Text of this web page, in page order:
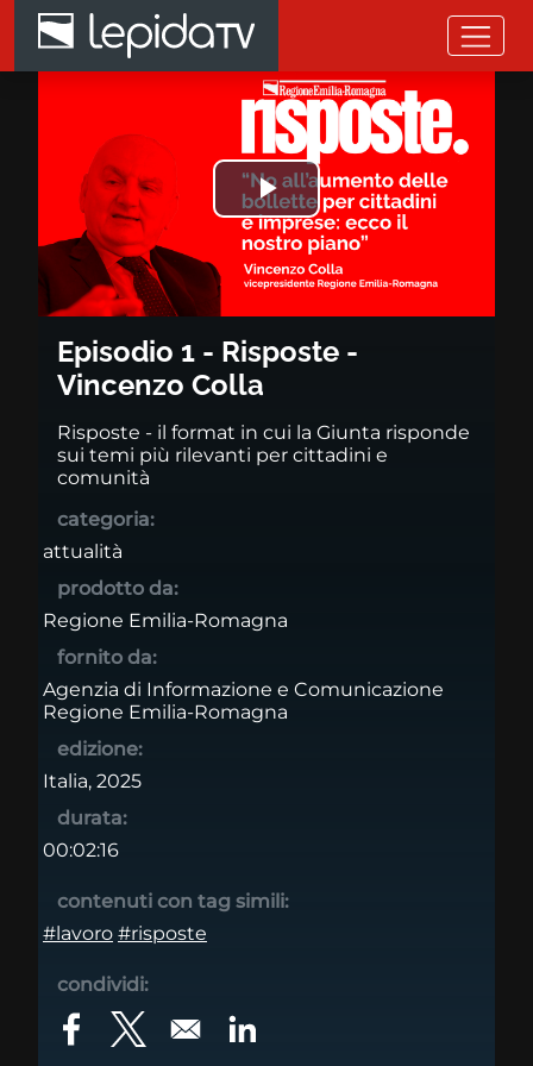
Salta al contenuto principale
Episodio 1 - Risposte -
Riprodurre
il
video
Episodio 1 - Risposte -
Vincenzo Colla
Risposte - il format in cui la Giunta risponde
sui temi più rilevanti per cittadini e
comunità
categoria:
attualità
prodotto da:
Regione Emilia-Romagna
fornito da:
Agenzia di Informazione e Comunicazione
Regione Emilia-Romagna
edizione:
Italia, 2025
durata:
00:02:16
contenuti con tag simili:
#lavoro #risposte
condividi:
Opens in a new window
Opens in a new windowOpens in a new window